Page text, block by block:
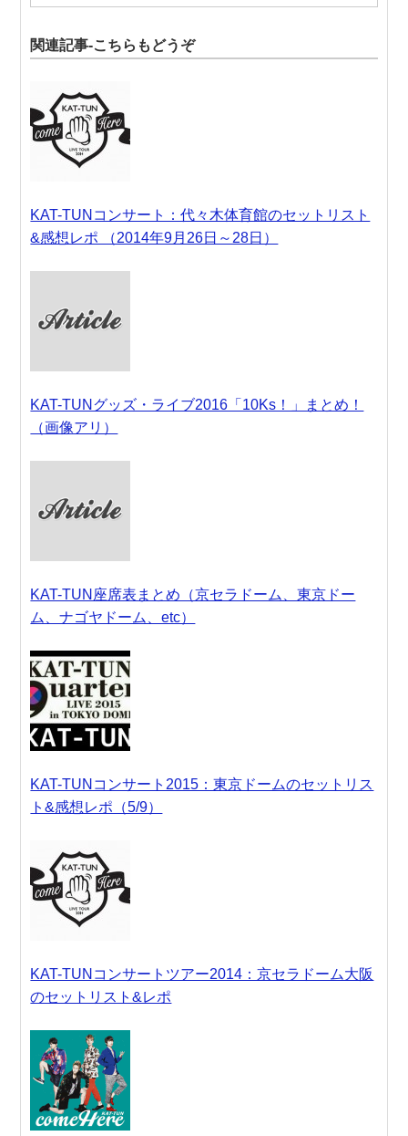
関連記事-こちらもどうぞ
KAT-TUNコンサート：代々木体育館のセットリスト
&感想レポ （2014年9月26日～28日）
KAT-TUNグッズ・ライブ2016「10Ks！」まとめ！
（画像アリ）
KAT-TUN座席表まとめ（京セラドーム、東京ドー
ム、ナゴヤドーム、etc）
KAT-TUNコンサート2015：東京ドームのセットリス
ト&感想レポ（5/9）
KAT-TUNコンサートツアー2014：京セラドーム大阪
のセットリスト&レポ